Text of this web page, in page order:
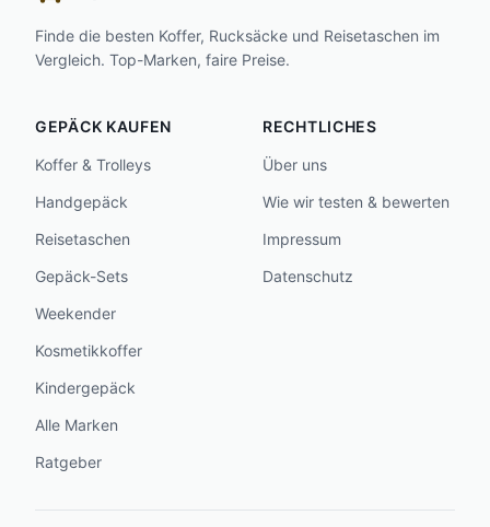
Finde die besten Koffer, Rucksäcke und Reisetaschen im
Vergleich. Top-Marken, faire Preise.
GEPÄCK KAUFEN
Koffer & Trolleys
Handgepäck
Reisetaschen
Gepäck-Sets
Weekender
Kosmetikkoffer
Kindergepäck
Alle Marken
Ratgeber
RECHTLICHES
Über uns
Wie wir testen & bewerten
Impressum
Datenschutz